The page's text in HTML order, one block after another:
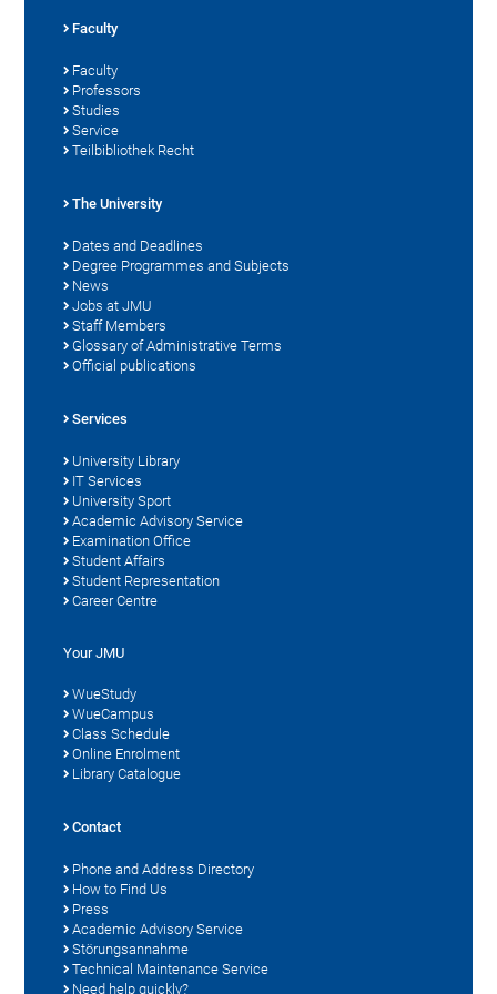
Faculty
Faculty
Professors
Studies
Service
Teilbibliothek Recht
The University
Dates and Deadlines
Degree Programmes and Subjects
News
Jobs at JMU
Staff Members
Glossary of Administrative Terms
Official publications
Services
University Library
IT Services
University Sport
Academic Advisory Service
Examination Office
Student Affairs
Student Representation
Career Centre
Your JMU
WueStudy
WueCampus
Class Schedule
Online Enrolment
Library Catalogue
Contact
Phone and Address Directory
How to Find Us
Press
Academic Advisory Service
Störungsannahme
Technical Maintenance Service
Need help quickly?